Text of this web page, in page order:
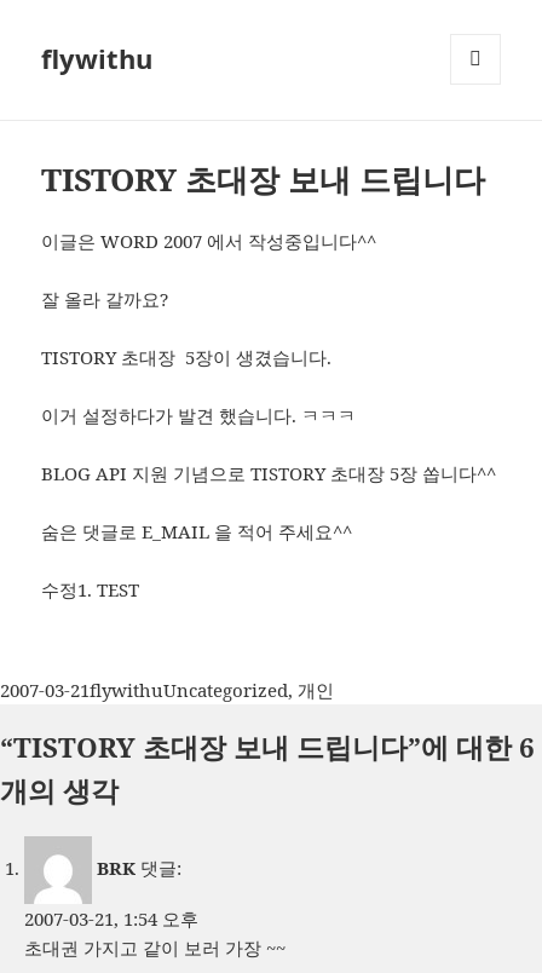
flywithu
TISTORY 초대장 보내 드립니다
이글은 WORD 2007 에서 작성중입니다^^
잘 올라 갈까요?
TISTORY 초대장 5장이 생겼습니다.
이거 설정하다가 발견 했습니다. ㅋㅋㅋ
BLOG API 지원 기념으로 TISTORY 초대장 5장 쏩니다^^
숨은 댓글로 E_MAIL 을 적어 주세요^^
수정1. TEST
작
일
자
2007-03-21글
이
flywithu카
고
Uncategorized, 개인
“TISTORY 초대장 보내 드립니다”에 대한 6
개의 생각
BRK 댓글:
2007-03-21, 1:54 오후
초대권 가지고 같이 보러 가장 ~~